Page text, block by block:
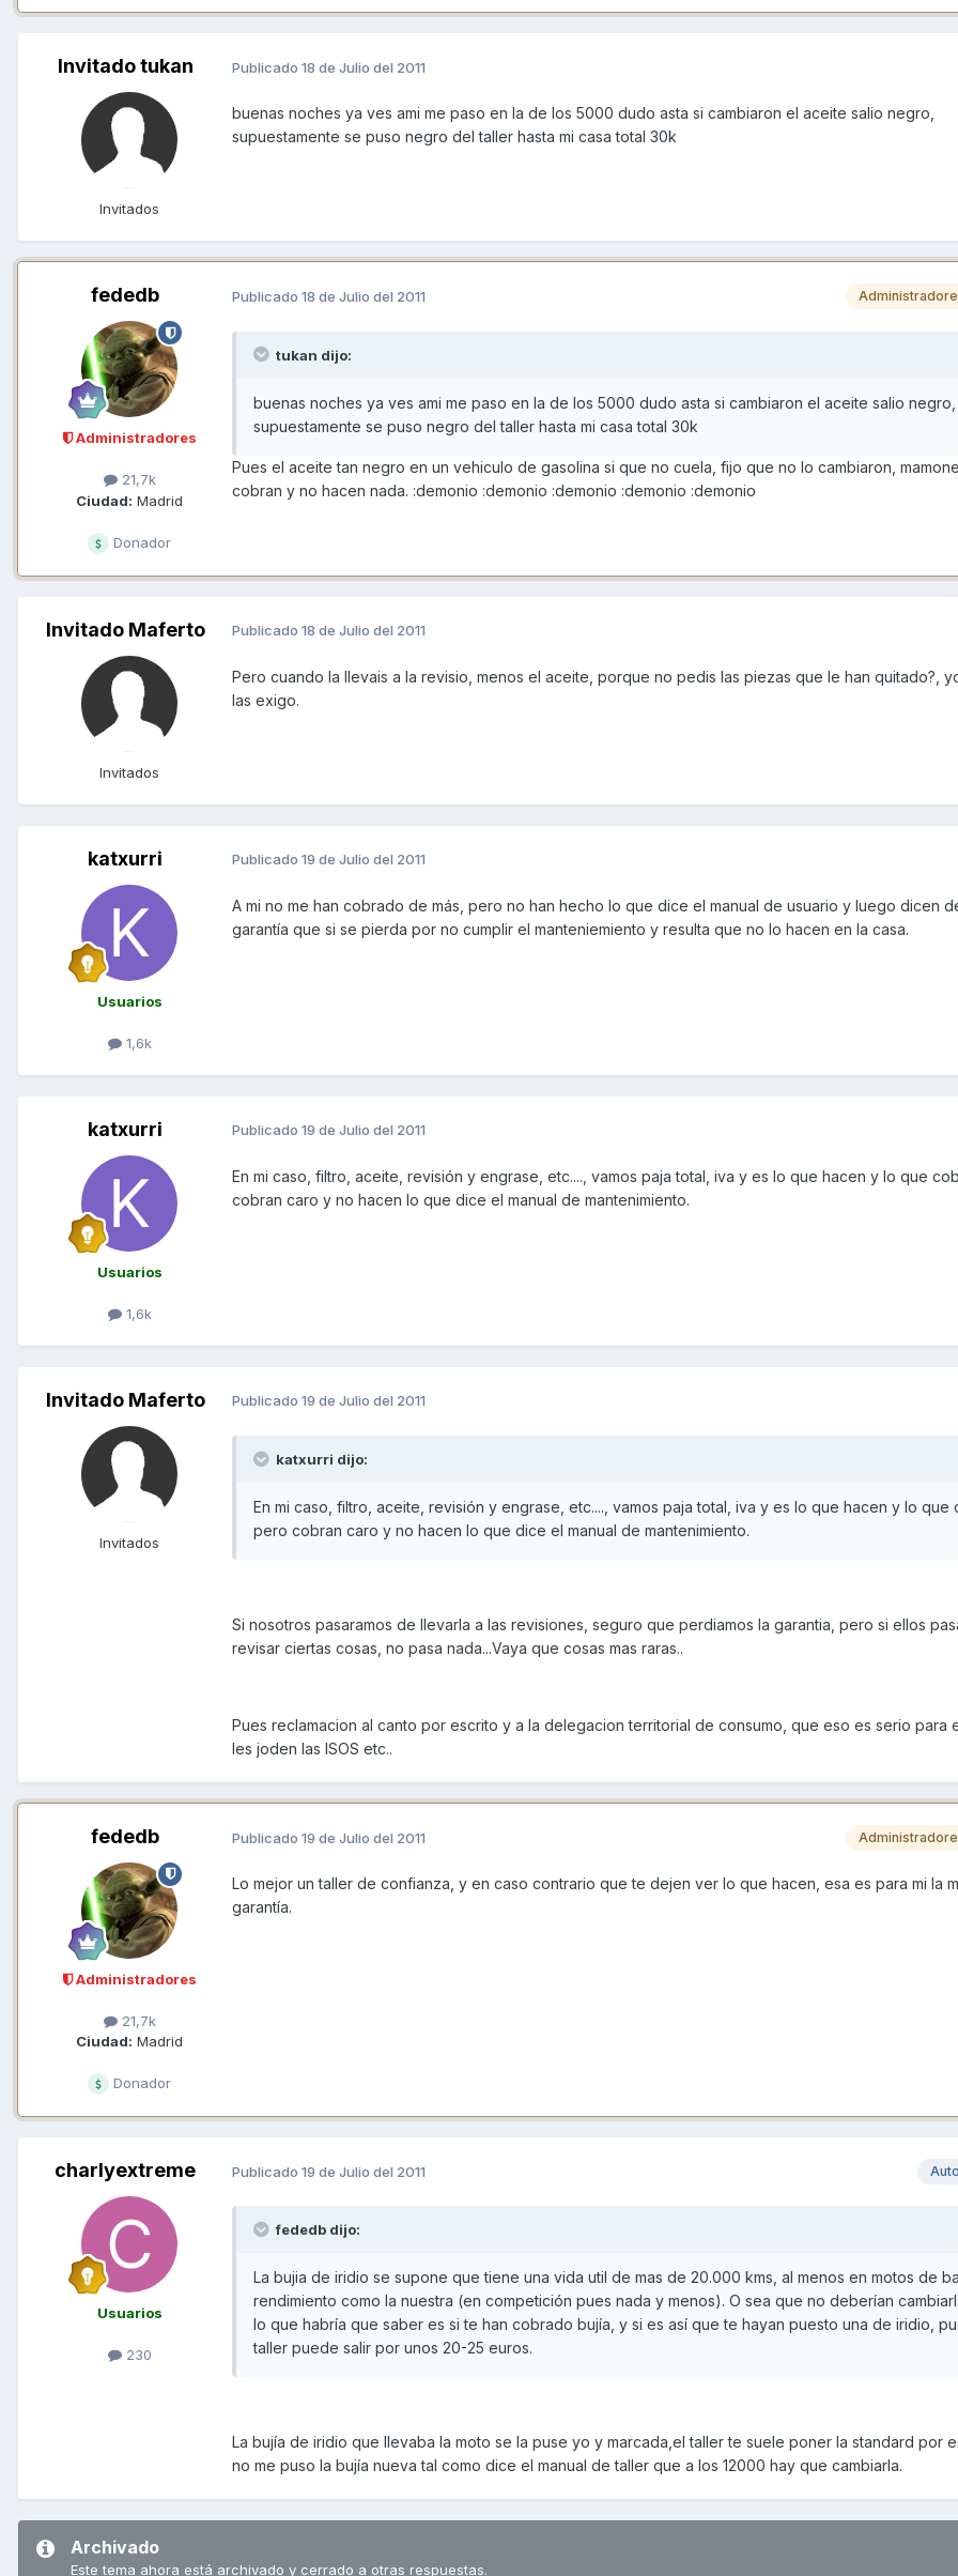
Invitado tukan
Invitados
Publicado 18 de Julio del 2011
buenas noches ya ves ami me paso en la de los 5000 dudo asta si cambiaron el aceite salio negro,
supuestamente se puso negro del taller hasta mi casa total 30k
fededb
Administradores
21,7k
Ciudad: Madrid
Donador
Publicado 18 de Julio del 2011
tukan dijo:
buenas noches ya ves ami me paso en la de los 5000 dudo asta si cambiaron el aceite salio negro,
supuestamente se puso negro del taller hasta mi casa total 30k
Pues el aceite tan negro en un vehiculo de gasolina si que no cuela, fijo que no lo cambiaron,
cobran y no hacen nada. :demonio :demonio :demonio :demonio :demonio
Invitado Maferto
Invitados
Publicado 18 de Julio del 2011
Pero cuando la llevais a la revisio, menos el aceite, porque no pedis las piezas que le han quitado?,
las exigo.
katxurri
Usuarios
1,6k
Publicado 19 de Julio del 2011
A mi no me han cobrado de más, pero no han hecho lo que dice el manual de usuario y luego dicen
garantía que si se pierda por no cumplir el manteniemiento y resulta que no lo hacen en la casa.
katxurri
Usuarios
1,6k
Publicado 19 de Julio del 2011
En mi caso, filtro, aceite, revisión y engrase, etc...., vamos paja total, iva y es lo que hacen y lo que
cobran caro y no hacen lo que dice el manual de mantenimiento.
Invitado Maferto
Invitados
Publicado 19 de Julio del 2011
katxurri dijo:
En mi caso, filtro, aceite, revisión y engrase, etc...., vamos paja total, iva y es lo que hacen y lo que
pero cobran caro y no hacen lo que dice el manual de mantenimiento.
Si nosotros pasaramos de llevarla a las revisiones, seguro que perdiamos la garantia, pero si ellos
revisar ciertas cosas, no pasa nada...Vaya que cosas mas raras..
Pues reclamacion al canto por escrito y a la delegacion territorial de consumo, que eso es serio para
les joden las ISOS etc..
fededb
Administradores
21,7k
Ciudad: Madrid
Donador
Publicado 19 de Julio del 2011
Lo mejor un taller de confianza, y en caso contrario que te dejen ver lo que hacen, esa es para mi la
garantía.
charlyextreme
Usuarios
230
Publicado 19 de Julio del 2011
fededb dijo:
La bujia de iridio se supone que tiene una vida util de mas de 20.000 kms, al menos en motos de
rendimiento como la nuestra (en competición pues nada y menos). O sea que no deberían
lo que habría que saber es si te han cobrado bujía, y si es así que te hayan puesto una de iridio,
taller puede salir por unos 20-25 euros.
La bujía de iridio que llevaba la moto se la puse yo y marcada,el taller te suele poner la standard por
no me puso la bujía nueva tal como dice el manual de taller que a los 12000 hay que cambiarla.
Archivado
Este tema ahora está archivado y cerrado a otras respuestas.